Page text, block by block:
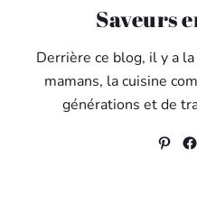
Saveurs
Derrière ce blog, il y a
mamans, la cuisine
générations et de